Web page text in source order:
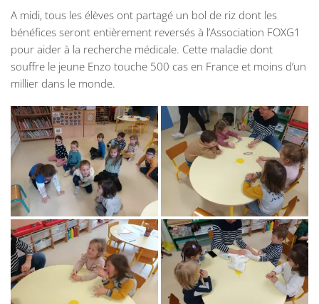
A midi, tous les élèves ont partagé un bol de riz dont les
bénéfices seront entièrement reversés à l’Association FOXG1
pour aider à la recherche médicale. Cette maladie dont
souffre le jeune Enzo touche 500 cas en France et moins d’un
millier dans le monde.